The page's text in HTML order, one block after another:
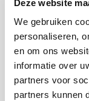
Deze website
We gebruiken
personaliseren,
en om ons
informatie over
partners voor
partners kunnen
+31 23 205
info@bruut.nl
Contact
Open tot 18:30